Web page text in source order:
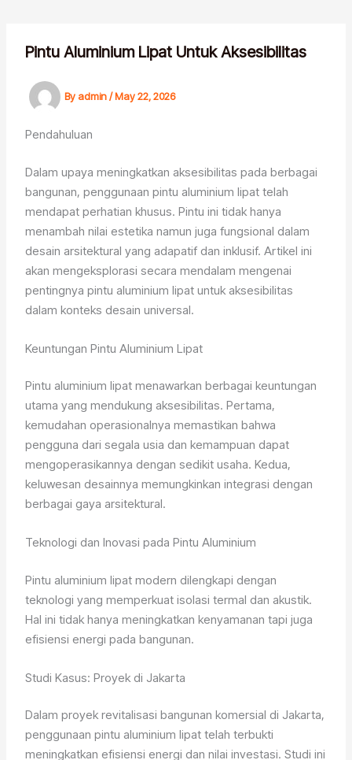
contentPintu Aluminium Lipat Untuk Aksesibilitas
Byadmin/May 22, 2026
Pendahuluan
Dalam upaya meningkatkan aksesibilitas pada berbagai
bangunan, penggunaan pintu aluminium lipat telah
mendapat perhatian khusus. Pintu ini tidak hanya
menambah nilai estetika namun juga fungsional dalam
desain arsitektural yang adapatif dan inklusif. Artikel ini
akan mengeksplorasi secara mendalam mengenai
pentingnya pintu aluminium lipat untuk aksesibilitas
dalam konteks desain universal.
Keuntungan Pintu Aluminium Lipat
Pintu aluminium lipat menawarkan berbagai keuntungan
utama yang mendukung aksesibilitas. Pertama,
kemudahan operasionalnya memastikan bahwa
pengguna dari segala usia dan kemampuan dapat
mengoperasikannya dengan sedikit usaha. Kedua,
keluwesan desainnya memungkinkan integrasi dengan
berbagai gaya arsitektural.
Teknologi dan Inovasi pada Pintu Aluminium
Pintu aluminium lipat modern dilengkapi dengan
teknologi yang memperkuat isolasi termal dan akustik.
Hal ini tidak hanya meningkatkan kenyamanan tapi juga
efisiensi energi pada bangunan.
Studi Kasus: Proyek di Jakarta
Dalam proyek revitalisasi bangunan komersial di Jakarta,
penggunaan pintu aluminium lipat telah terbukti
meningkatkan efisiensi energi dan nilai investasi. Studi ini